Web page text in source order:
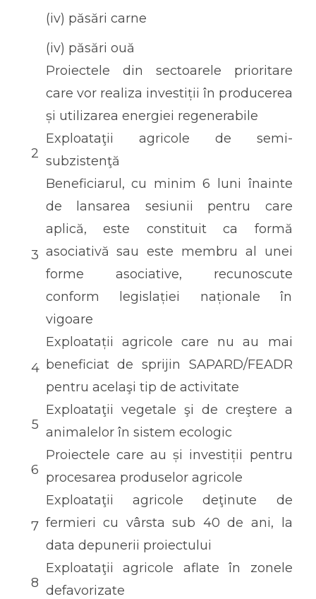
(iv) păsări carne
(iv) păsări ouă
Proiectele din sectoarele prioritare
care vor realiza investiții în producerea
și utilizarea energiei regenerabile
2
Exploataţii agricole de semi-
subzistenţă
3
Beneficiarul, cu minim 6 luni înainte
de lansarea sesiunii pentru care
aplică, este constituit ca formă
asociativă sau este membru al unei
forme asociative, recunoscute
conform legislației naționale în
vigoare
4
Exploatații agricole care nu au mai
beneficiat de sprijin SAPARD/FEADR
pentru acelaşi tip de activitate
5
Exploataţii vegetale şi de creştere a
animalelor în sistem ecologic
6
Proiectele care au și investiții pentru
procesarea produselor agricole
7
Exploataţii agricole deţinute de
fermieri cu vârsta sub 40 de ani, la
data depunerii proiectului
8
Exploataţii agricole aflate în zonele
defavorizate